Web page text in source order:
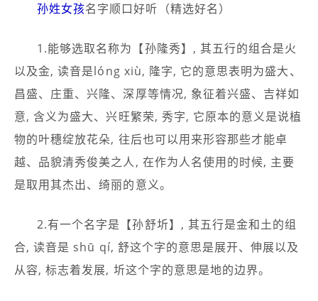
孙姓女孩名字顺口好听（精选好名）
1.能够选取名称为【孙隆秀】, 其五行的组合是火
以及金, 读音是lóng xiù, 隆字, 它的意思表明为盛大、
昌盛、庄重、兴隆、深厚等情况, 象征着兴盛、吉祥如
意, 含义为盛大、兴旺繁荣, 秀字, 它原本的意义是说植
物的叶穗绽放花朵, 往后也可以用来形容那些才能卓
越、品貌清秀俊美之人, 在作为人名使用的时候, 主要
是取用其杰出、绮丽的意义。
2.有一个名字是【孙舒圻】, 其五行是金和土的组
合, 读音是 shū qí, 舒这个字的意思是展开、伸展以及
从容, 标志着发展, 圻这个字的意思是地的边界。